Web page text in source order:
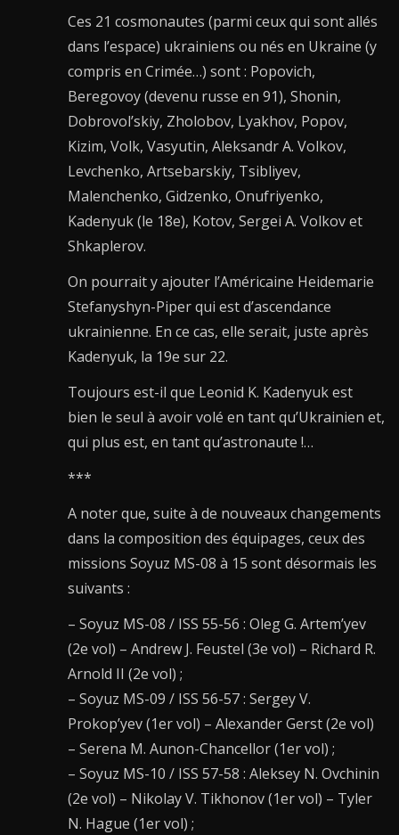
Ces 21 cosmonautes (parmi ceux qui sont allés
dans l’espace) ukrainiens ou nés en Ukraine (y
compris en Crimée…) sont : Popovich,
Beregovoy (devenu russe en 91), Shonin,
Dobrovol’skiy, Zholobov, Lyakhov, Popov,
Kizim, Volk, Vasyutin, Aleksandr A. Volkov,
Levchenko, Artsebarskiy, Tsibliyev,
Malenchenko, Gidzenko, Onufriyenko,
Kadenyuk (le 18e), Kotov, Sergei A. Volkov et
Shkaplerov.
On pourrait y ajouter l’Américaine Heidemarie
Stefanyshyn-Piper qui est d’ascendance
ukrainienne. En ce cas, elle serait, juste après
Kadenyuk, la 19e sur 22.
Toujours est-il que Leonid K. Kadenyuk est
bien le seul à avoir volé en tant qu’Ukrainien et,
qui plus est, en tant qu’astronaute !…
***
A noter que, suite à de nouveaux changements
dans la composition des équipages, ceux des
missions Soyuz MS-08 à 15 sont désormais les
suivants :
– Soyuz MS-08 / ISS 55-56 : Oleg G. Artem’yev
(2e vol) – Andrew J. Feustel (3e vol) – Richard R.
Arnold II (2e vol) ;
– Soyuz MS-09 / ISS 56-57 : Sergey V.
Prokop’yev (1er vol) – Alexander Gerst (2e vol)
– Serena M. Aunon-Chancellor (1er vol) ;
– Soyuz MS-10 / ISS 57-58 : Aleksey N. Ovchinin
(2e vol) – Nikolay V. Tikhonov (1er vol) – Tyler
N. Hague (1er vol) ;